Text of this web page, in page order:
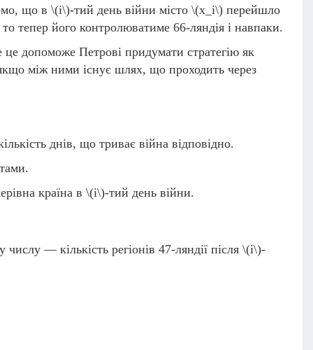
що в \(і\)-тий день війни місто \(x_i\) перейшло
тепер його контролюватиме 66-ляндія і навпаки.
допоможе Петрові придумати стратегію як
між ними існує шлях, що проходить через
днів, що триває війна відповідно.
країна в \(i\)-тий день війни.
— кількість регіонів 47-ляндії після \(і\)-